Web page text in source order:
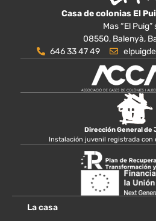
Casa de colonias El
Mas “El
08550, Balenyà,
646 33 47 49
Dirección General de
Instalación juvenil registrada con
La casa